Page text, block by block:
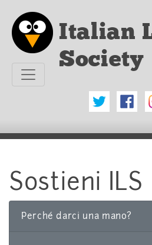
Italian
Society
Sostieni ILS
Perché darci una mano?